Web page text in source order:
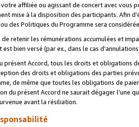
affiliée ou agissant de concert avec vous
mise à la disposition des participants. Afin
des Politiques du Programme sera
de retenir les rémunérations accumulées et
bien versé (par ex., dans le cas
présent Accord, tous les droits et obligations
des droits et obligations des parties
de même que toutes les obligations de
du présent Accord ne saurait dégager l'une
avant la résiliation.